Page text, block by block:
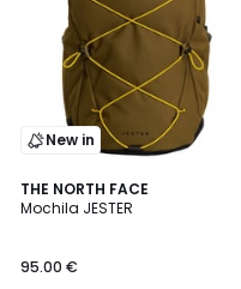
New in
THE NORTH FACE
Mochila JESTER
95.00 €